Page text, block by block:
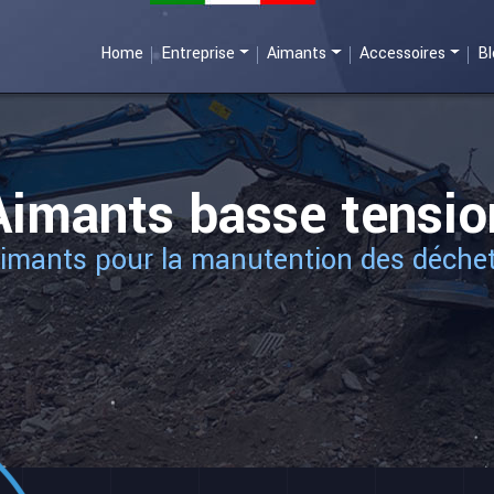
Home Entreprise Aimants Accessoires
basse
pour la manutention des